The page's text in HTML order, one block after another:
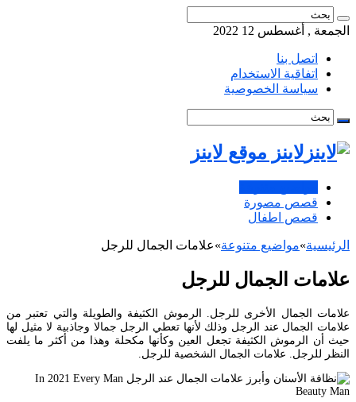
الجمعة , أغسطس 12 2022
اتصل بنا
اتفاقية الاستخدام
سياسة الخصوصية
لاينز موقع لاينز
قصص مصورة
قصص اطفال
الرئيسية»مواضيع متنوعة»علامات الجمال للرجل
علامات الجمال للرجل
علامات الجمال الأخرى للرجل. الرموش الكثيفة والطويلة والتي تعتبر من
علامات الجمال عند الرجل وذلك لأنها تعطي الرجل جمالا وجاذبية لا مثيل لها
حيث أن الرموش الكثيفة تجعل العين وكأنها مكحلة وهذا من أكثر ما يلفت
النظر للرجل. علامات الجمال الشخصية للرجل.